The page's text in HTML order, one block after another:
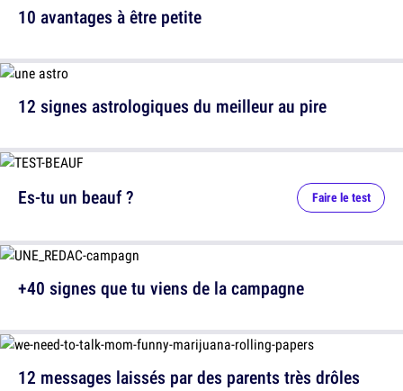
10 avantages à être petite
12 signes astrologiques du meilleur au pire
12 messages laissés par des parents très drôles
Es-tu un beauf ? Faire le test
+40 signes que tu viens de la campagne